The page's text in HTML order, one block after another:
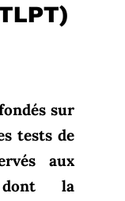
sur
tests de
aux
dont la